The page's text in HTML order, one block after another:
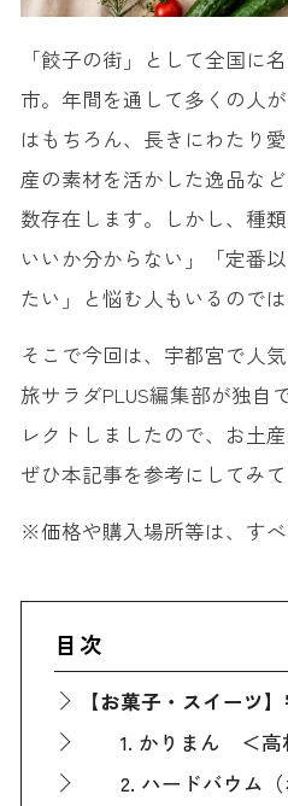
「餃子の街」として全国に
市。年間を通して多くの人
はもちろん、長きにわたり
産の素材を活かした逸品な
数存在します。しかし、種
いいか分からない」「定番
たい」と悩む人もいるのでは
そこで今回は、宇都宮で人
旅サラダPLUS編集部が独自
レクトしましたので、お土
ぜひ本記事を参考にしてみて
※価格や購入場所等は、すべ
目次
1. かりまん ＜高